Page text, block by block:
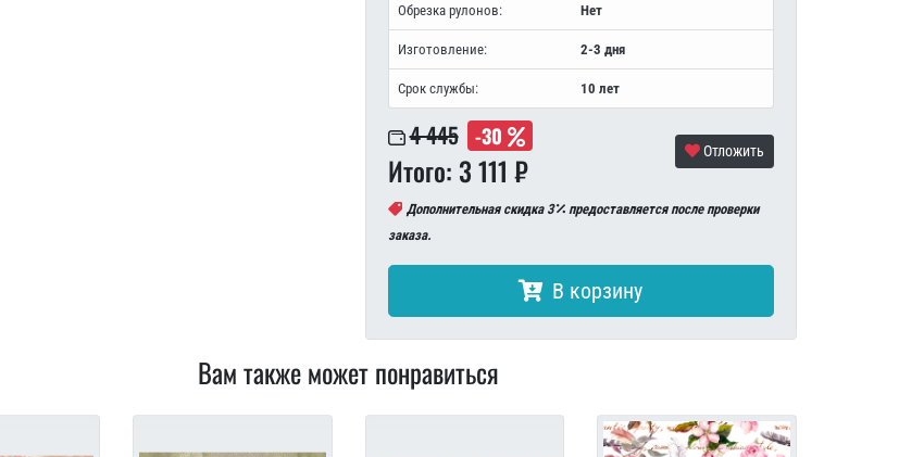
Обрезка рулонов: Нет
Изготовление: 2-3 дня
Срок службы: 10 лет
4 445 -30
Итого: 3 111 ₽ Отложить
Дополнительная скидка 3 предоставляется после проверки
заказа.
В корзину
Вам также может понравиться